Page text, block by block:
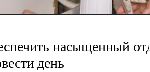
насыщенный
день